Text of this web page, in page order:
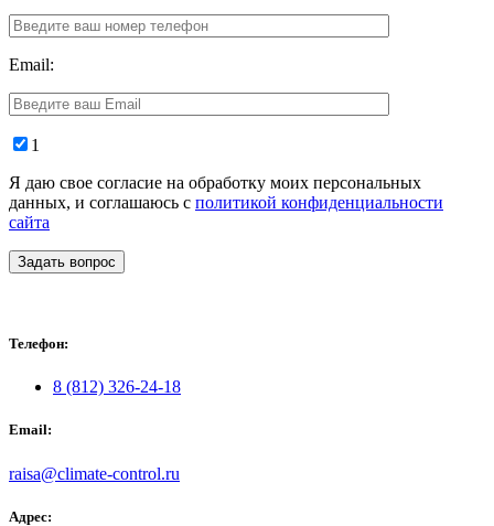
Email:
1
Я даю свое согласие на обработку моих персональных
данных, и соглашаюсь с политикой конфиденциальности
сайта
Задать вопрос
Телефон:
8 (812) 326-24-18
Email:
raisa@climate-control.ru
Адрес: